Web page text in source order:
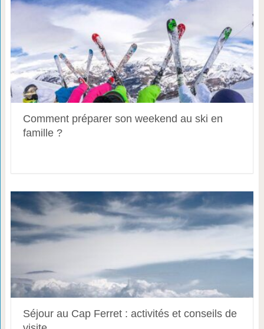
Comment préparer son weekend au ski en
famille ?
Séjour au Cap Ferret : activités et conseils de